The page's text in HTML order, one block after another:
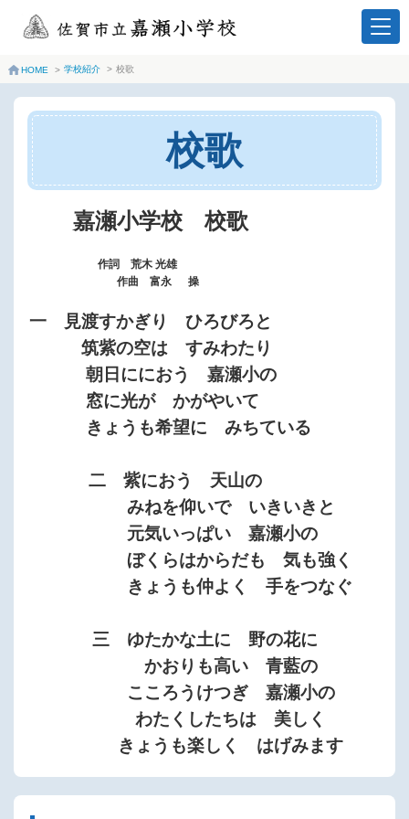
HOME > 学校紹介 > 校歌
校歌
嘉瀬小学校 校歌
作詞 荒木 光雄
作曲 富永 操
一 見渡すかぎり ひろびろと
筑紫の空は すみわたり
朝日ににおう 嘉瀬小の
窓に光が かがやいて
きょうも希望に みちている
二 紫におう 天山の
みねを仰いで いきいきと
元気いっぱい 嘉瀬小の
ぼくらはからだも 気も強く
きょうも仲よく 手をつなぐ
三 ゆたかな土に 野の花に
かおりも高い 青藍の
こころうけつぎ 嘉瀬小の
わたくしたちは 美しく
きょうも楽しく はげみます